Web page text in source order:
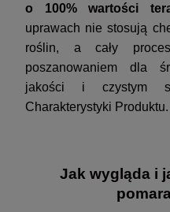
o 100% wartości
uprawach nie stosują
roślin, a cały
poszanowaniem dla
jakości i czystym
Charakterystyki Produktu.
Jak wygląda i